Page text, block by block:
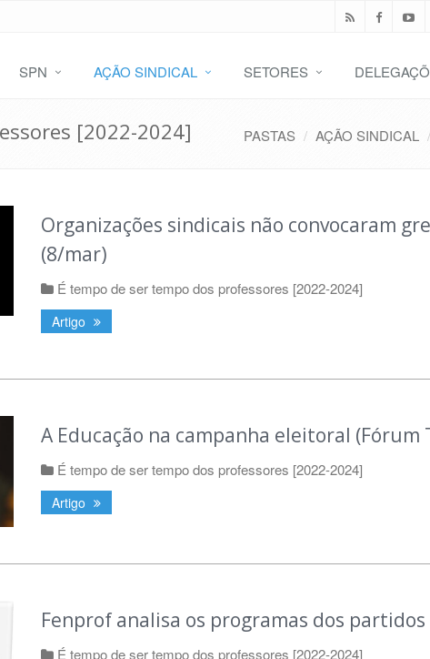
SPN AÇÃO SINDICAL SETORES
[2022-2024] PASTAS AÇÃO SINDICAL
Organizações sindicais não convocaram
(8/mar)
É tempo de ser tempo dos professores [2022-2024]
Artigo
A Educação na campanha eleitoral (Fórum
É tempo de ser tempo dos professores [2022-2024]
Artigo
Fenprof analisa os programas dos partidos
É tempo de ser tempo dos professores [2022-2024]